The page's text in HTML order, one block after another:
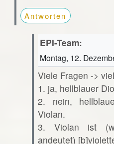
Antworten
EPI-Team:
Montag, 12.
Viele Fragen ->
1. ja, hellblauer
2. nein,
Violan.
3. Violan ist
andeutet)